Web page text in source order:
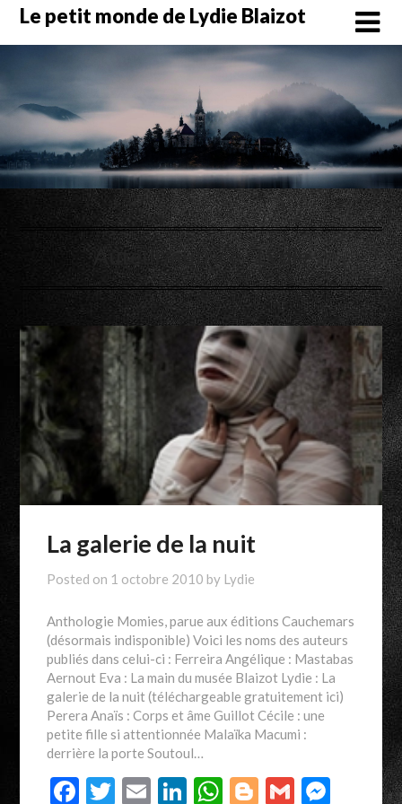
SkipLe petit monde de Lydie Blaizot
Auteur/autrice :Lydie
La galerie de la nuit
Posted on 1 octobre 2010 by Lydie
Anthologie Momies, parue aux éditions Cauchemars
(désormais indisponible) Voici les noms des auteurs
publiés dans celui-ci : Ferreira Angélique : Mastabas
Aernout Eva : La main du musée Blaizot Lydie : La
galerie de la nuit (téléchargeable gratuitement ici)
Perera Anaïs : Corps et âme Guillot Cécile : une
petite fille si attentionnée Malaïka Macumi :
derrière la porte Soutoul…
Facebook
Twitter
EmailLinkedIn
WhatsApp
Blogger
Gmail